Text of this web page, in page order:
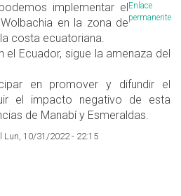
Enlace
permanente
implementar el
en la zona de
costa ecuatoriana.
el Ecuador, sigue la amenaza del
en promover y difundir el
el impacto negativo de esta
de Manabí y Esmeraldas.
Lun, 10/31/2022 - 22:15